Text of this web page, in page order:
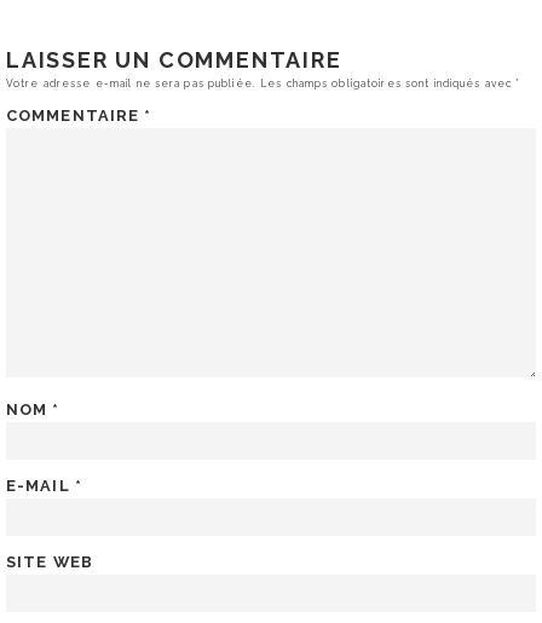
LAISSER UN COMMENTAIRE
Votre adresse e-mail ne sera pas publiée. Les champs obligatoires sont indiqués avec*
COMMENTAIRE *
NOM *
E-MAIL *
SITE WEB